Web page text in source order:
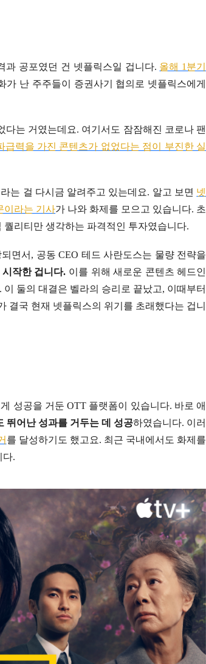
과 공포였던 건 넷플릭스일 겁니다. 올해 1분기
가 난 주주들이 증권사기 협의로 넷플릭스에게
는 거였는데요. 여기서도 잠잠해진 코로나 팬
력을 가진 콘텐츠가 없었다는 점이 부진한 실
는 걸 다시금 알려주고 있는데요. 알고 보면 넷
이라는 기사가 나와 화제를 모으고 있습니다. 초
리티만 생각하는 파격적인 투자였습니다.
면서, 공동 CEO 테드 사란도스는 물량 전략을
작한 겁니다. 이를 위해 새로운 콘텐츠 헤드인
둘의 대결은 벨라의 승리로 끝났고, 이때부터
결국 현재 넷플릭스의 위기를 초래했다는 겁니
성공을 거둔 OTT 플랫폼이 있습니다. 바로 애
뛰어난 성과를 거두는 데 성공하였습니다. 이러
를 달성하기도 했고요. 최근 국내에서도 화제를
다.